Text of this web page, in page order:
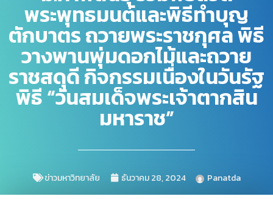
พระพุทธมนต์และพิธีทำบุญ
ตักบาตร ถวายพระราชกุศล พิธี
วางพานพุ่มดอกไม้และถวาย
ราชสดุดี กิจกรรมเนื่องในวันรัฐ
พิธี “วันสมเด็จพระเจ้าตากสิน
มหาราช”
ข่าวมหาวิทยาลัย ธันวาคม 28, 2024 Panatda